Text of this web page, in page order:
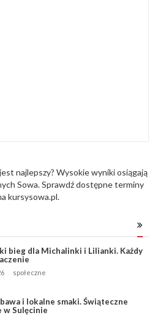
jest najlepszy? Wysokie wyniki osiągają
Sowa. Sprawdź dostępne terminy
kursysowa.pl.
bieg dla Michalinki i Lilianki. Każdy
społeczne
i lokalne smaki. Świąteczne
w Sulęcinie